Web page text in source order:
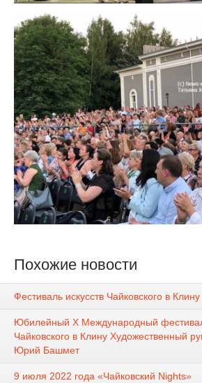
Похожие новости
Фестиваль искусств Чайковского в Клину
Юбилейный X Международный
Чайковского в Клину Художественный
Юрий Башмет
9 июля 2022 года «Чайковский Nights»